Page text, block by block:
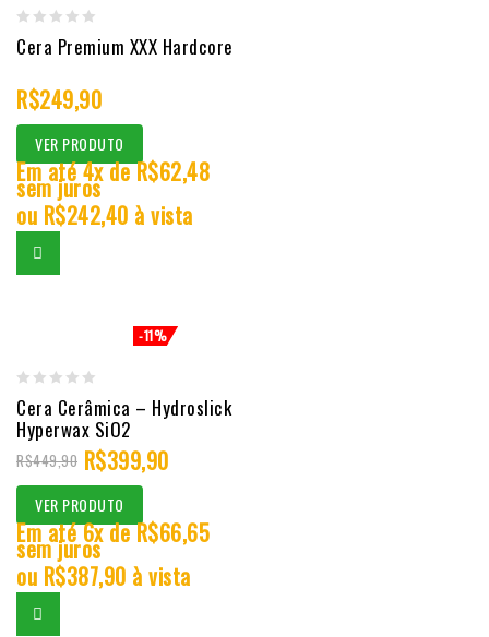
of
Cera Premium XXX Hardcore
R$249,90
VER PRODUTO
Em até 4x deR$62,48
sem juros
ou R$242,40 à vista
-11%
out
of
Cera Cerâmica – Hydroslick
Hyperwax SiO2
R$449,90 R$399,90
VER PRODUTO
Em até 6x deR$66,65
sem juros
ou R$387,90 à vista